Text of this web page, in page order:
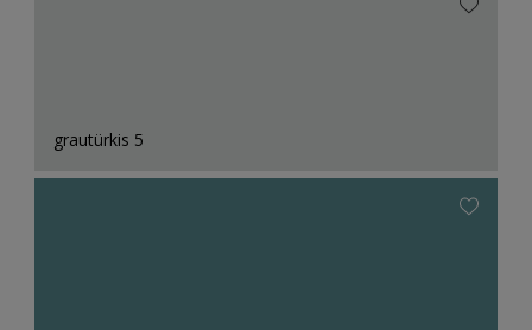
grautürkis 5